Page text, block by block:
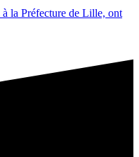
à la Préfecture de Lille, ont